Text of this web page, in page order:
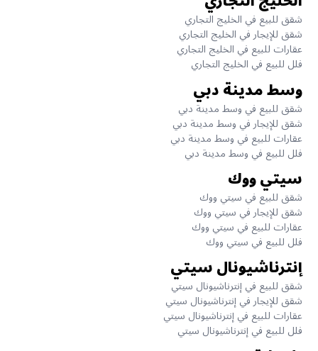
شقق للبيع في الخليج التجاري
شقق للإيجار في الخليج التجاري
عقارات للبيع في الخليج التجاري
فلل للبيع في الخليج التجاري
وسط مدينة دبي
شقق للبيع في وسط مدينة دبي
شقق للإيجار في وسط مدينة دبي
عقارات للبيع في وسط مدينة دبي
فلل للبيع في وسط مدينة دبي
سيتي ووك
شقق للبيع في سيتي ووك
شقق للإيجار في سيتي ووك
عقارات للبيع في سيتي ووك
فلل للبيع في سيتي ووك
إنترناشيونال سيتي
شقق للبيع في إنترناشيونال سيتي
شقق للإيجار في إنترناشيونال سيتي
عقارات للبيع في إنترناشيونال سيتي
فلل للبيع في إنترناشيونال سيتي